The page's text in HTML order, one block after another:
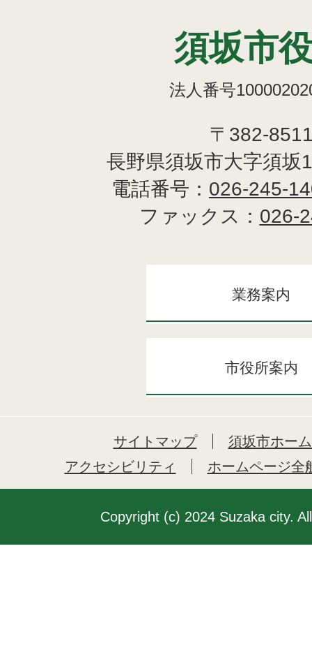
須坂市
法人番号
〒382-
長野県須坂市大字須坂
電話番号： 026-245-
ファックス： 026-
業務案内
市役所案内
サイトマップ
須坂市ホー
アクセシビリティ
ホームページ全
Copyright (c) 2024 Suzaka city.